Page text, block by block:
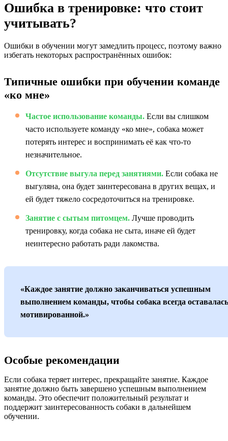
Ошибка в тренировке: что стоит
учитывать?
Ошибки в обучении могут замедлить процесс, поэтому важно
избегать некоторых распространённых ошибок:
Типичные ошибки при обучении команде
«ко мне»
Частое использование команды. Если вы слишком
часто используете команду «ко мне», собака может
потерять интерес и воспринимать её как что-то
незначительное.
Отсутствие выгула перед занятиями. Если собака не
выгуляна, она будет заинтересована в других вещах, и
ей будет тяжело сосредоточиться на тренировке.
Занятие с сытым питомцем. Лучше проводить
тренировку, когда собака не сыта, иначе ей будет
неинтересно работать ради лакомства.
«Каждое занятие должно заканчиваться успешным
выполнением команды, чтобы собака всегда оставалась
мотивированной.»
Особые рекомендации
Если собака теряет интерес, прекращайте занятие. Каждое
занятие должно быть завершено успешным выполнением
команды. Это обеспечит положительный результат и
поддержит заинтересованность собаки в дальнейшем
обучении.